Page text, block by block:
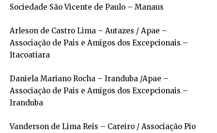
Sociedade São Vicente de Paulo – Manaus
Arleson de Castro Lima – Autazes / Apae –
Associação de Pais e Amigos dos Excepcionais –
Itacoatiara
Daniela Mariano Rocha – Iranduba /Apae –
Associação de Pais e Amigos dos Excepcionais –
Iranduba
Vanderson de Lima Reis – Careiro / Associação Pio